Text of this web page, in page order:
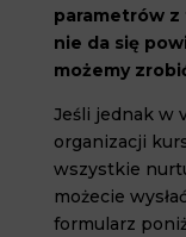
parametrów
nie da się
możemy
Jeśli jednak w
organizacji
wszystkie
możecie
formularz